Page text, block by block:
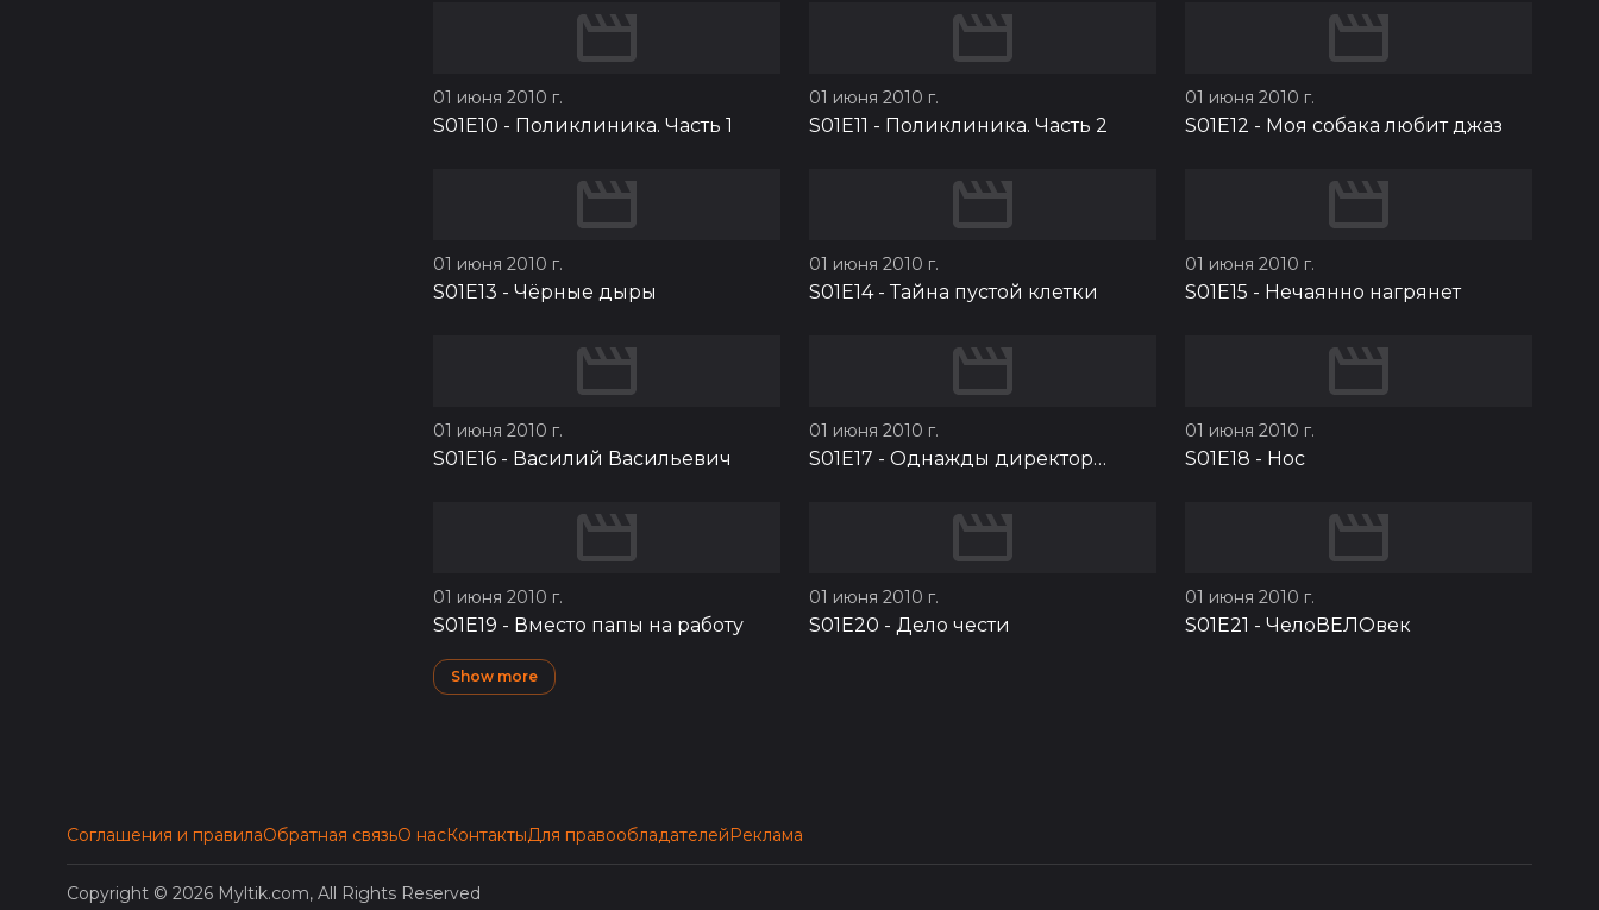
01 июня 2010 г.
S01E10 - Поликлиника. Часть 1
01 июня 2010 г.
S01E11 - Поликлиника. Часть 2
01 июня 2010 г.
S01E12 - Моя собака любит джаз
01 июня 2010 г.
S01E13 - Чёрные дыры
01 июня 2010 г.
S01E14- Тайна пустой клетки
01 июня 2010 г.
S01E15 - Нечаянно нагрянет
01 июня 2010 г.
S01E16 - Василий Васильевич
01 июня 2010 г.
S01E17 - Однажды директор…
01 июня 2010 г.
S01E18 - Нос
01 июня 2010 г.
S01E19 - Вместо папы на работу
01 июня 2010 г.
S01E20 - Дело чести
01 июня 2010 г.
S01E21 - ЧелоВЕЛОвек
Show more
Соглашения и правилаОбратная связьО насКонтактыДля правообладателейРеклама
Copyright © 2026 Myltik.com, All Rights Reserved